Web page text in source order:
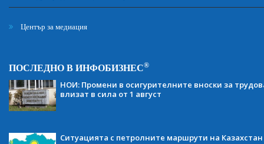
Център за медиация
ПОСЛЕДНО В ИНФОБИЗНЕС®
НОИ: Промени в осигурителните вноски за
влизат в сила от 1 август
Ситуацията с петролните маршрути на Казахстан